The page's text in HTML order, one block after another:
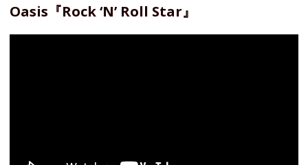
Oasis『Rock ‘N’ Roll Star』